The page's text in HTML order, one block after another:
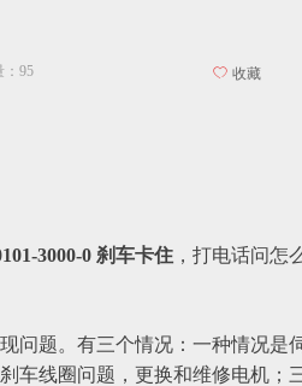
3000-0 刹车卡住 ，打电话问怎
问题。有三个情况：一种情况是
车线圈问题，更换和维修电机；
95 ꄀ 收藏